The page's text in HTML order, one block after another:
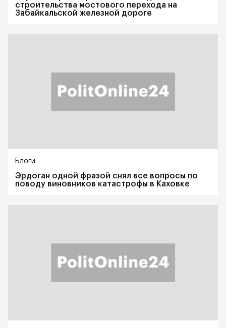
строительства мостового перехода на
Забайкальской железной дороге
Блоги
Эрдоган одной фразой снял все вопросы по
поводу виновников катастрофы в Каховке